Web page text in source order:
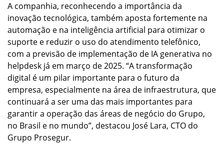
A companhia, reconhecendo a importância da
inovação tecnológica, também aposta fortemente na
automação e na inteligência artificial para otimizar o
suporte e reduzir o uso do atendimento telefônico,
com a previsão de implementação de IA generativa no
helpdesk já em março de 2025. “A transformação
digital é um pilar importante para o futuro da
empresa, especialmente na área de infraestrutura, que
continuará a ser uma das mais importantes para
garantir a operação das áreas de negócio do Grupo,
no Brasil e no mundo”, destacou José Lara, CTO do
Grupo Prosegur.